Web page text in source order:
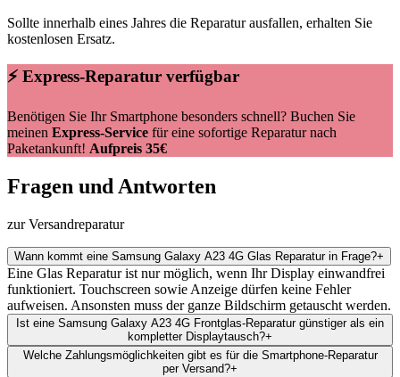
Sollte innerhalb eines Jahres die Reparatur ausfallen, erhalten Sie
kostenlosen Ersatz.
⚡ Express-Reparatur verfügbar
Benötigen Sie Ihr Smartphone besonders schnell? Buchen Sie
meinen Express-Service für eine sofortige Reparatur nach
Paketankunft! Aufpreis 35€
Fragen und Antworten
zur Versandreparatur
Wann kommt eine Samsung Galaxy A23 4G Glas Reparatur in Frage?+
Eine Glas Reparatur ist nur möglich, wenn Ihr Display einwandfrei
funktioniert. Touchscreen sowie Anzeige dürfen keine Fehler
aufweisen. Ansonsten muss der ganze Bildschirm getauscht werden.
Ist eine Samsung Galaxy A23 4G Frontglas-Reparatur günstiger als ein
kompletter Displaytausch?+
Welche Zahlungsmöglichkeiten gibt es für die Smartphone-Reparatur
per Versand?+